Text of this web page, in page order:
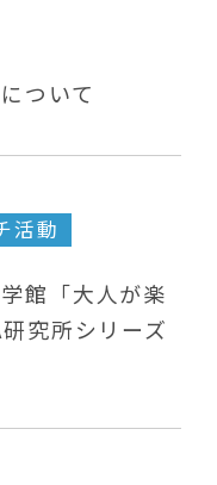
ついて
活動
館「大人が楽
究所シリーズ